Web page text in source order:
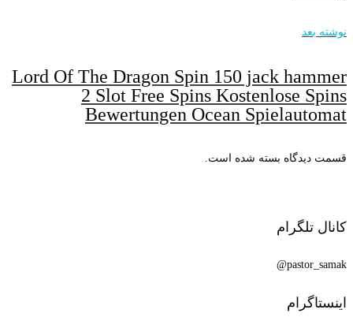
Lord Of The Dragon Spin 150 jack
2 Slot Free Spins Kostenlose
Bewertungen Ocean
بسته شده است.